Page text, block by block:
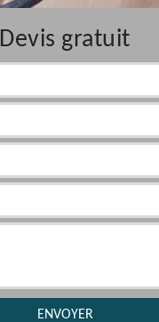
Devis gratuit